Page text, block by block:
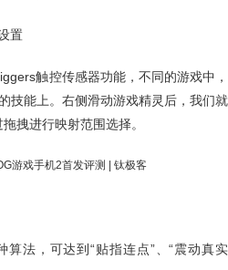
置
触控传感器功能，不同的游戏中，
技能上。右侧滑动游戏精灵后，我们就
拽进行映射范围选择。
算法，可达到“贴指连点”、“震动真实